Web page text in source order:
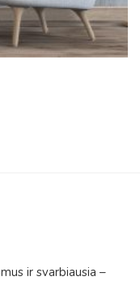
ir svarbiausia –